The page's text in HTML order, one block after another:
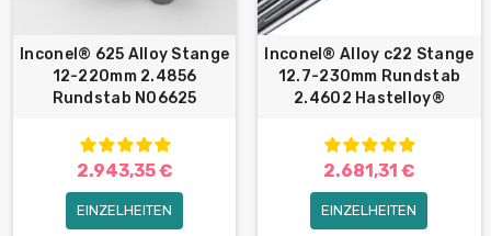
Inconel® 625 Alloy Stange
12-220mm 2.4856
Rundstab N06625
2.943,35 €
EINZELHEITEN
Inconel® Alloy c22 Stange
12.7-230mm Rundstab
2.4602 Hastelloy®
2.681,31 €
EINZELHEITEN